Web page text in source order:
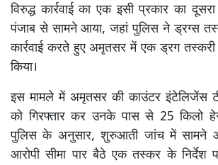
विरुद्ध कार्रवाई का एक इसी प्रकार का
पंजाब से सामने आया, जहां पुलिस ने ड्रग्स
कार्रवाई करते हुए अमृतसर में एक ड्रग
किया।
इस मामले में अमृतसर की काउंटर इंटेलिजेंस
को गिरफ्तार कर उनके पास से 25 किलो
पुलिस के अनुसार, शुरुआती जांच में सामने
आरोपी सीमा पार बैठे एक तस्कर के निर्देश